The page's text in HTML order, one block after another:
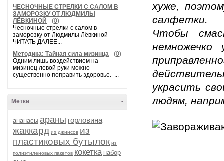
ЧЕСНОЧНЫЕ СТРЕЛКИ С САЛОМ В
ЗАМОРОЗКУ ОТ ЛЮДМИЛЫ
ЛЁВКИНОЙ - (0)
Чесночные стрелки с салом в
заморозку от Людмилы Лёвкиной
ЧИТАТЬ ДАЛЕЕ...
Методика: Тайная сила мизинца - (0)
Одним лишь воздействием на
мизинец левой руки можно
существенно поправить здоровье. ...
-
Метки
ананасы араны горловина
жаккард из джинсов из
пластиковых бутылок из
полиэтиленовых пакетов кокетка набор
хуже,
салфетки.
Чтобы
немножечко
украсить
людям,